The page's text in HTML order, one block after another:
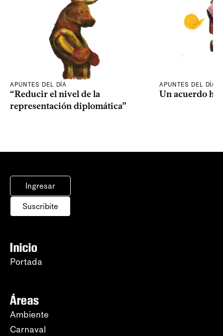
APUNTES DEL DÍA
“Reducir el nivel de la
representación diplomática”
APUNTES DEL DÍA
Un acuerdo
Ingresar
Suscribite
Inicio
Portada
Áreas
Ambiente
Carnaval